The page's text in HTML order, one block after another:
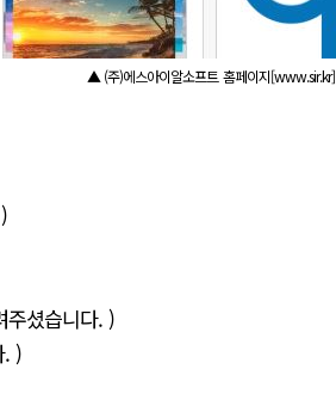
▲ (주)에스아이알소프트 홈페이지[www.sir.kr]
셨습니다. )
)